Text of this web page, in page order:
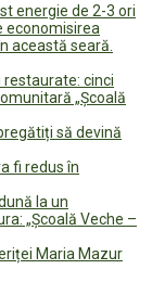
energie de 2-3 ori
economisirea
această seară.
restaurate: cinci
„Școală
să devină
fi redus în
la un
„Școală Veche –
Maria Mazur